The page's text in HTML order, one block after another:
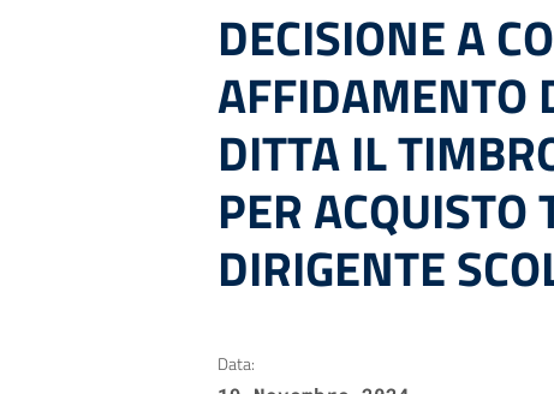
DECISIONE A
AFFIDAMENTO
DITTA IL
PER
DIRIGENTE
Data: